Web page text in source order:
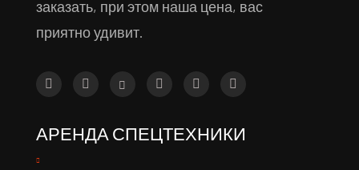
заказать, при этом наша цена, вас
приятно удивит.
АРЕНДА СПЕЦТЕХНИКИ